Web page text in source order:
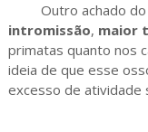
Outro achado do
intromissão, maior
primatas quanto nos
ideia de que esse
excesso de atividade